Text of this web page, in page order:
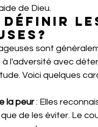
de Dieu.
définir
sont
à l'adversité avec
Voici quelques
la peur : Elles
de les éviter. Le